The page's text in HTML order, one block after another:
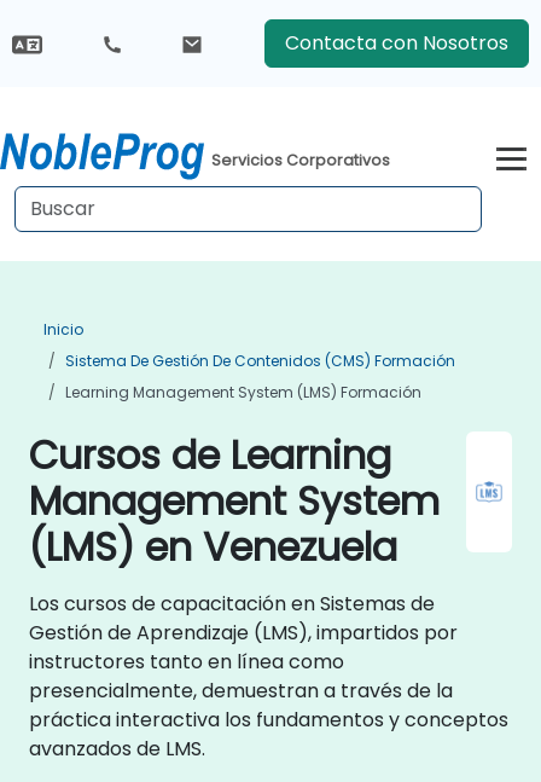
Contacta con Nosotros
Servicios Corporativos
Inicio
Sistema De Gestión De Contenidos (CMS) Formación
Learning Management System (LMS) Formación
Cursos de Learning
Management System
(LMS) en Venezuela
Los cursos de capacitación en Sistemas de
Gestión de Aprendizaje (LMS), impartidos por
instructores tanto en línea como
presencialmente, demuestran a través de la
práctica interactiva los fundamentos y conceptos
avanzados de LMS.